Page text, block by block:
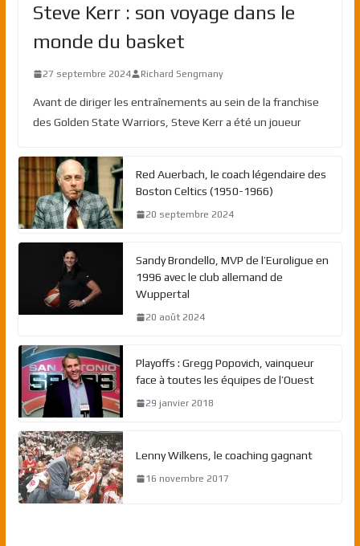
Steve Kerr : son voyage dans le
monde du basket
27 septembre 2024 Richard Sengmany
Avant de diriger les entraînements au sein de la franchise
des Golden State Warriors, Steve Kerr a été un joueur
Red Auerbach, le coach légendaire des
Boston Celtics (1950-1966)
20 septembre 2024
Sandy Brondello, MVP de l’Euroligue en
1996 avec le club allemand de
Wuppertal
20 août 2024
Playoffs : Gregg Popovich, vainqueur
face à toutes les équipes de l’Ouest
29 janvier 2018
Lenny Wilkens, le coaching gagnant
16 novembre 2017